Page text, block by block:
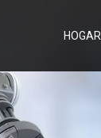
HOGAR